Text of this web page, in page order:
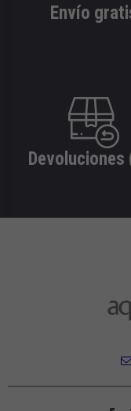
Envío
Devoluciones